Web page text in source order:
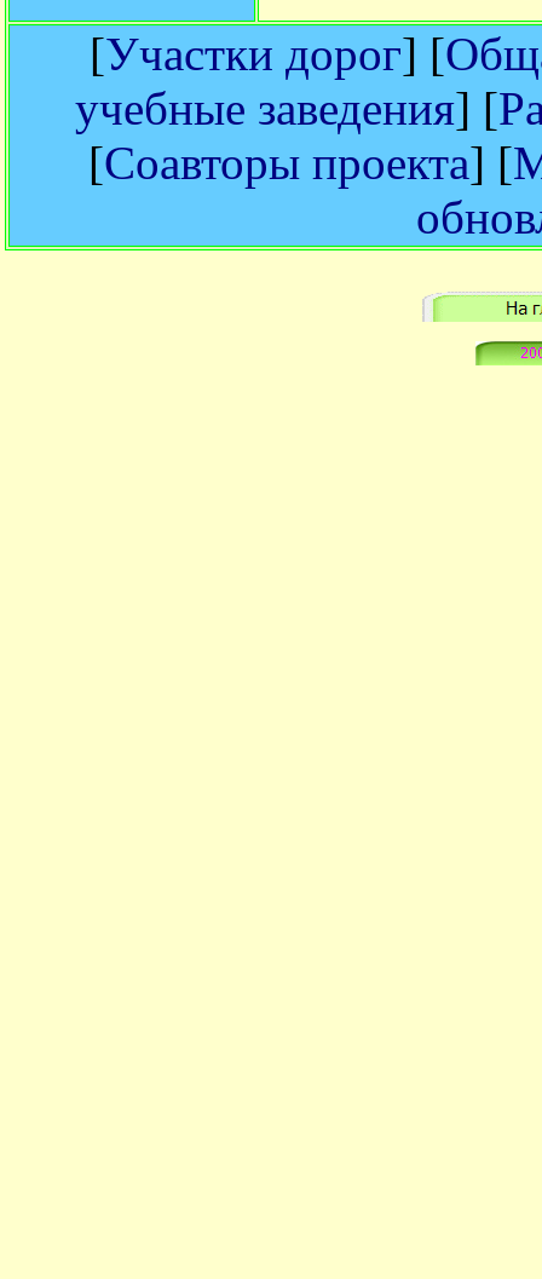
[Участки дорог] [
учебные заведения] [
[Соавторы проекта] [